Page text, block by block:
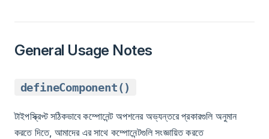
General Usage Notes
defineComponent()
টাইপস্ক্রিপ্ট সঠিকভাবে কম্পোনেন্ট অপশনের অভ্যন্তরে প্রকারগুলি অনুমান
করতে দিতে, আমাদের এর সাথে কম্পোনেন্টগুলি সংজ্ঞায়িত করতে